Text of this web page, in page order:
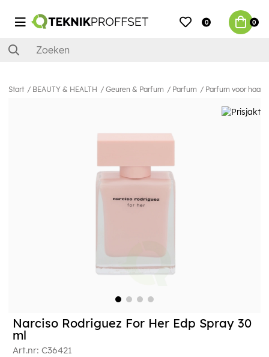
0 0
Start BEAUTY & HEALTH Geuren & Parfum Parfum Parfum voor haar
Narciso Rodriguez For Her Edp Spray 30
ml
Art.nr: C36421